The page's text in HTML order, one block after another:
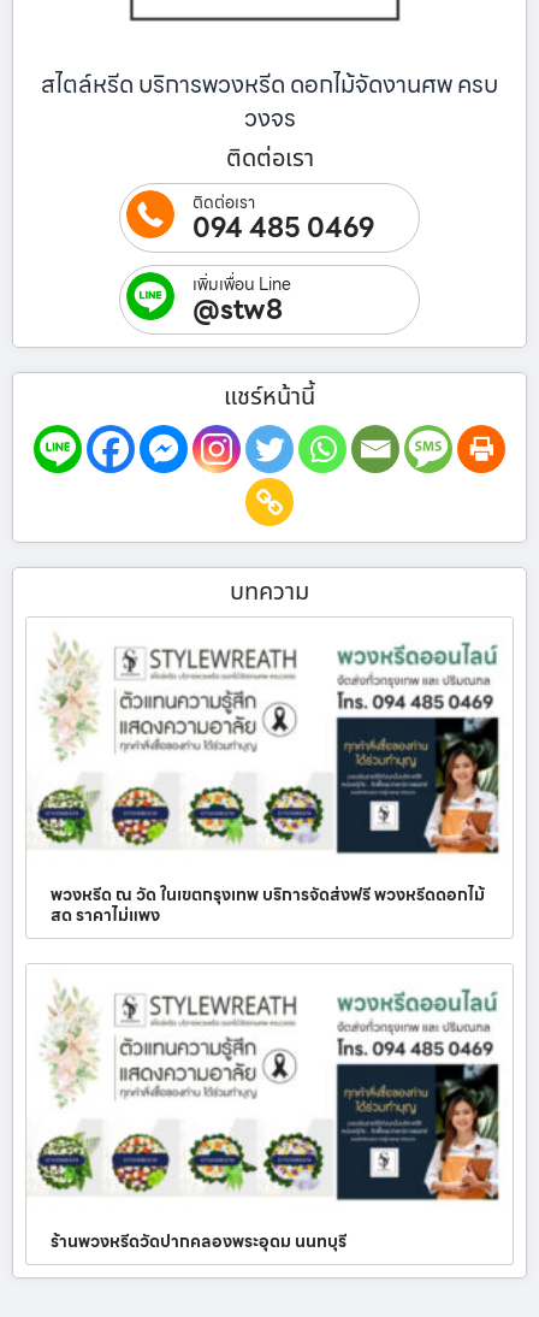
สไตล์หรีด บริการพวงหรีด ดอกไม้จัดงานศพ ครบ
วงจร
ติดต่อเรา
ติดต่อเรา
094 485 0469
เพิ่มเพื่อน Line
@stw8
แชร์หน้านี้
บทความ
พวงหรีด ณ วัด ในเขตกรุงเทพ บริการจัดส่งฟรี พวงหรีดดอกไม้
สด ราคาไม่แพง
ร้านพวงหรีดวัดปากคลองพระอุดม นนทบุรี